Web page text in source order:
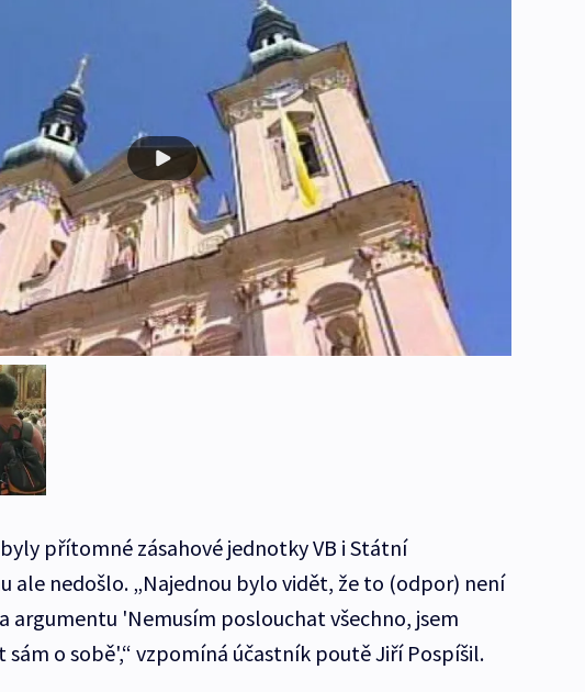
přítomné zásahové jednotky VB i Státní
ale nedošlo. „Najednou bylo vidět, že to (odpor) není
argumentu 'Nemusím poslouchat všechno, jsem
o sobě',“ vzpomíná účastník poutě Jiří Pospíšil.